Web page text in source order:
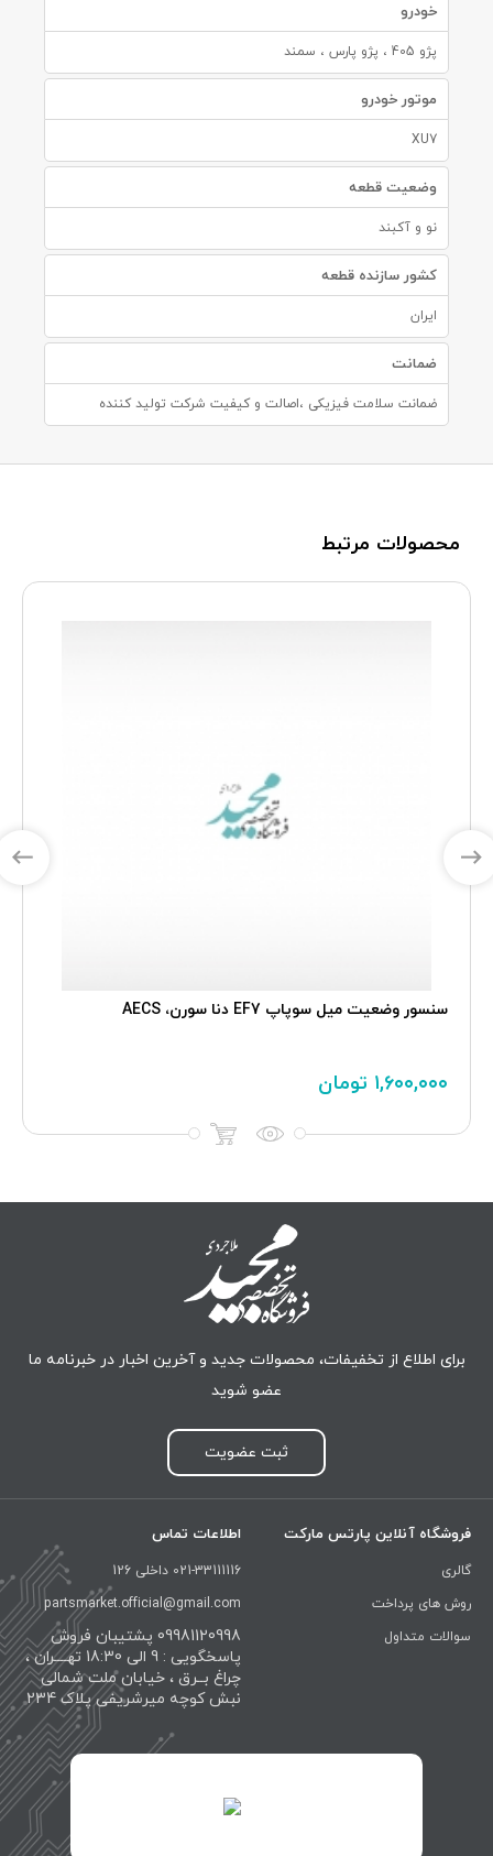
خودرو
پژو 405 ، پژو پارس ، سمند
موتور خودرو
XU7
وضعیت قطعه
نو و آکبند
کشور سازنده قطعه
ایران
ضمانت
ضمانت سلامت فیزیکی ،اصالت و کیفیت شرکت تولید کننده
محصولات مرتبط
سنسور وضعيت ميل سوپاپ EF7 دنا سورن، AECS
۱,۶۰۰,۰۰۰ تومان
برای اطلاع از تخفیفات، محصولات جدید و آخرین اخبار در خبرنامه ما
عضو شوید
ثبت عضویت
فروشگاه آنلاین پارتس مارکت
گالری
روش های پرداخت
سوالات متداول
اطلاعات تماس
021-33111116 داخلی 126
partsmarket.official@gmail.com
09981120998 پشتیبان فروش
پاسخگویی : 9 الی 18:30 تهــــران ،
چراغ بــرق ، خیابان ملت شمالی
نبش کوچه میرشریفی پلاک 234